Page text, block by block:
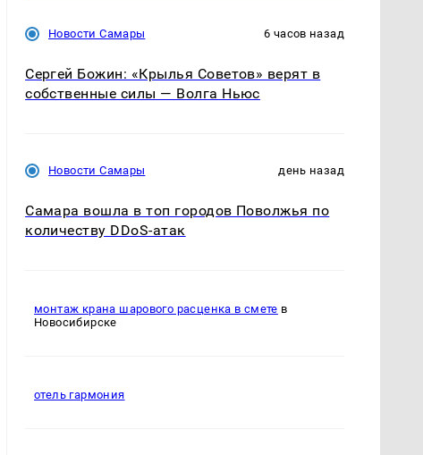
Новости Самары 6 часов назад
Сергей Божин: «Крылья Советов» верят в
собственные силы — Волга Ньюс
Новости Самары день назад
Самара вошла в топ городов Поволжья по
количеству DDoS-атак
монтаж крана шарового расценка в смете в
Новосибирске
отель гармония